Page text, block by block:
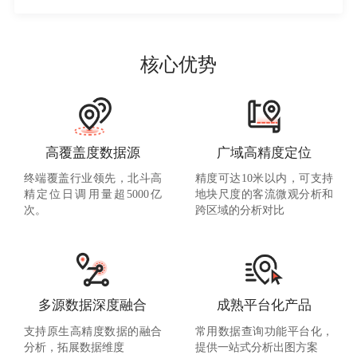
核心优势
高覆盖度数据源
终端覆盖行业领先，北斗高
精定位日调用量超 5000亿
次。
广域高精度定位
精度可达10米以内，可支持
地块尺度的客流微观分析和
跨区域的分析对比
多源数据深度融合
支持原生高精度数据的融合
分析，拓展数据维度
成熟平台化产品
常用数据查询功能平台化，
提供一站式分析出图方案